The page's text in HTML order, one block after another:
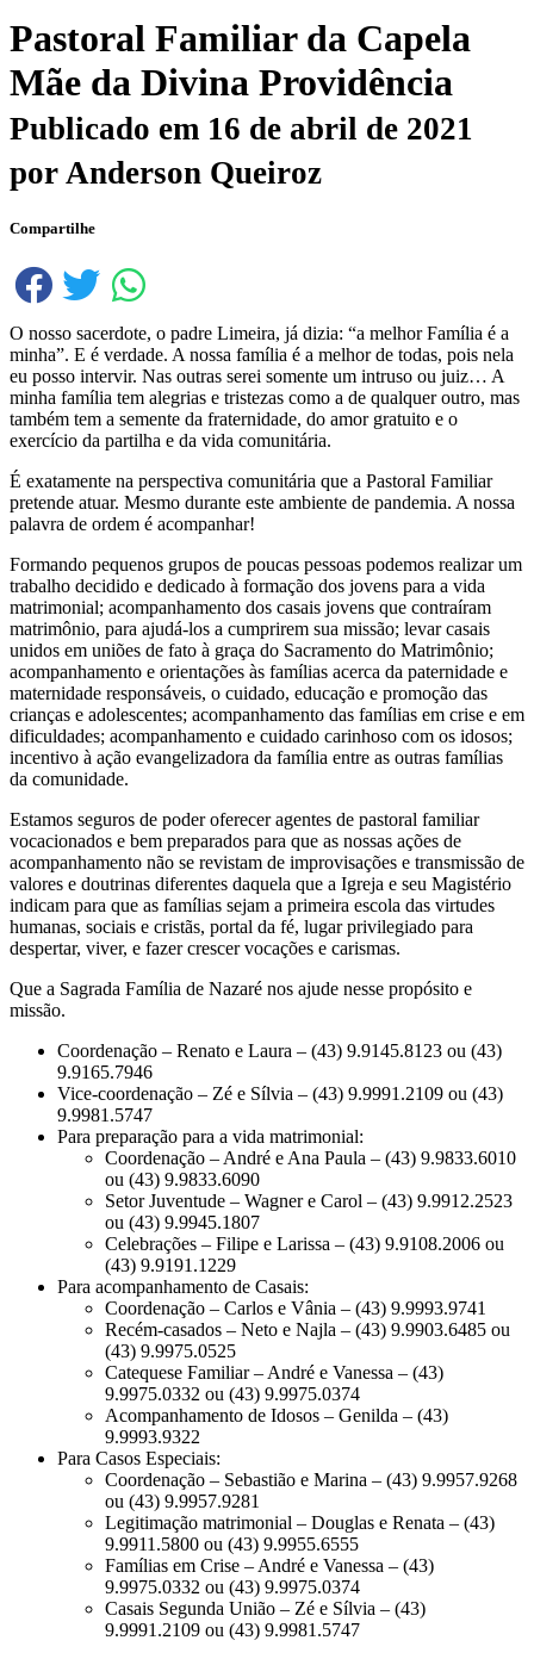
Pastoral Familiar da Capela
Mãe da Divina Providência
Publicado em 16 de abril de 2021
por Anderson Queiroz
Compartilhe
O nosso sacerdote, o padre Limeira, já dizia: “a melhor Família é a
minha”. E é verdade. A nossa família é a melhor de todas, pois nela
eu posso intervir. Nas outras serei somente um intruso ou juiz… A
minha família tem alegrias e tristezas como a de qualquer outro, mas
também tem a semente da fraternidade, do amor gratuito e o
exercício da partilha e da vida comunitária.
É exatamente na perspectiva comunitária que a Pastoral Familiar
pretende atuar. Mesmo durante este ambiente de pandemia. A nossa
palavra de ordem é acompanhar!
Formando pequenos grupos de poucas pessoas podemos realizar um
trabalho decidido e dedicado à formação dos jovens para a vida
matrimonial; acompanhamento dos casais jovens que contraíram
matrimônio, para ajudá-los a cumprirem sua missão; levar casais
unidos em uniões de fato à graça do Sacramento do Matrimônio;
acompanhamento e orientações às famílias acerca da paternidade e
maternidade responsáveis, o cuidado, educação e promoção das
crianças e adolescentes; acompanhamento das famílias em crise e em
dificuldades; acompanhamento e cuidado carinhoso com os idosos;
incentivo à ação evangelizadora da família entre as outras famílias
da comunidade.
Estamos seguros de poder oferecer agentes de pastoral familiar
vocacionados e bem preparados para que as nossas ações de
acompanhamento não se revistam de improvisações e transmissão de
valores e doutrinas diferentes daquela que a Igreja e seu Magistério
indicam para que as famílias sejam a primeira escola das virtudes
humanas, sociais e cristãs, portal da fé, lugar privilegiado para
despertar, viver, e fazer crescer vocações e carismas.
Que a Sagrada Família de Nazaré nos ajude nesse propósito e
missão.
Coordenação – Renato e Laura – (43) 9.9145.8123 ou (43)
9.9165.7946
Vice-coordenação – Zé e Sílvia – (43) 9.9991.2109 ou (43)
9.9981.5747
Para preparação para a vida matrimonial:
Coordenação – André e Ana Paula – (43) 9.9833.6010
ou (43) 9.9833.6090
Setor Juventude – Wagner e Carol – (43) 9.9912.2523
ou (43) 9.9945.1807
Celebrações – Filipe e Larissa – (43) 9.9108.2006 ou
(43) 9.9191.1229
Para acompanhamento de Casais:
Coordenação – Carlos e Vânia – (43) 9.9993.9741
Recém-casados – Neto e Najla – (43) 9.9903.6485 ou
(43) 9.9975.0525
Catequese Familiar – André e Vanessa – (43)
9.9975.0332 ou (43) 9.9975.0374
Acompanhamento de Idosos – Genilda – (43)
9.9993.9322
Para Casos Especiais:
Coordenação – Sebastião e Marina – (43) 9.9957.9268
ou (43) 9.9957.9281
Legitimação matrimonial – Douglas e Renata – (43)
9.9911.5800 ou (43) 9.9955.6555
Famílias em Crise – André e Vanessa – (43)
9.9975.0332 ou (43) 9.9975.0374
Casais Segunda União – Zé e Sílvia – (43)
9.9991.2109 ou (43) 9.9981.5747